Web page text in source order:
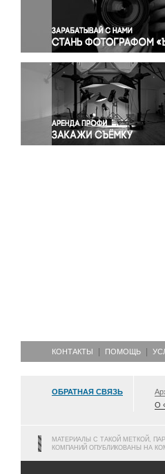
Правосудие
Происшествия и
Религия
Светская жизнь
Спорт
Экология
Экономика и бизнес
КОНТАКТЫ ПОМОЩЬ
ОБРАТНАЯ СВЯЗЬ
О
МАТЕРИАЛЫ С ТАКОЙ МЕТКОЙ,
КОМПАНИЙ ОПУБЛИКОВАНЫ НА